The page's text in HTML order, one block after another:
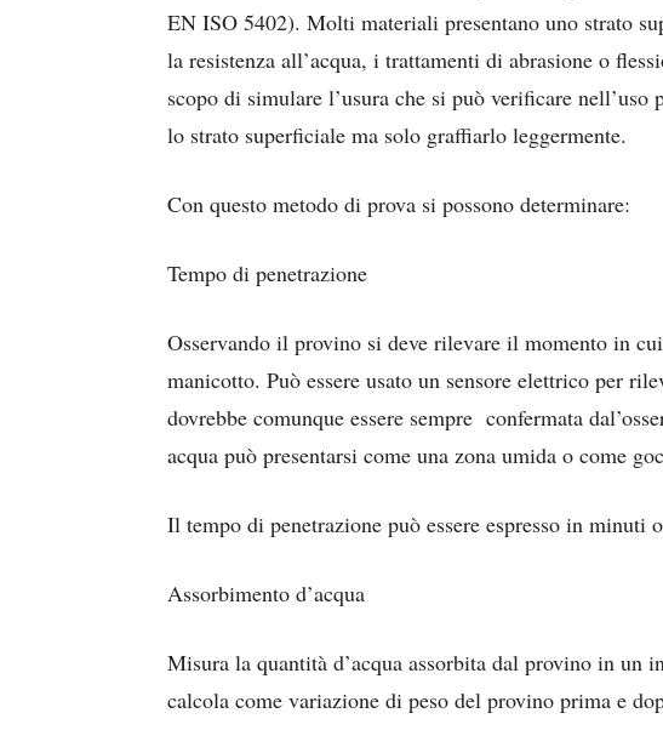
EN ISO 5402). Molti materiali presentano uno strato
la resistenza all’acqua, i trattamenti di abrasione o
scopo di simulare l’usura che si può verificare nell’uso
lo strato superficiale ma solo graffiarlo leggermente.
Con questo metodo di prova si possono determinare:
Tempo di penetrazione
Osservando il provino si deve rilevare il momento in
manicotto. Può essere usato un sensore elettrico per
dovrebbe comunque essere sempre confermata
acqua può presentarsi come una zona umida o come
Il tempo di penetrazione può essere espresso in minuti
Assorbimento d’acqua
Misura la quantità d’acqua assorbita dal provino in
calcola come variazione di peso del provino prima e